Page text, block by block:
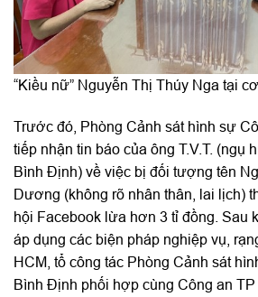
“Kiều nữ” Nguyễn Thị Thúy Nga tại
Trước đó, Phòng Cảnh sát hình sự
tiếp nhận tin báo của ông T.V.T. (ngụ
Bình Định) về việc bị đối tượng tên
Dương (không rõ nhân thân, lai lịch)
hội Facebook lừa hơn 3 tỉ đồng. Sau
áp dụng các biện pháp nghiệp vụ,
HCM, tổ công tác Phòng Cảnh sát
Bình Định phối hợp cùng Công an